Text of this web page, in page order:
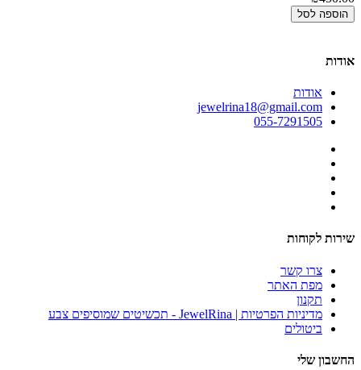
הוספה לסל
אודות
אודות
jewelrina18@gmail.com
055-7291505
שירות לקוחות
צרו קשר
מפת האתר
תקנון
מדיניות הפרטיות | JewelRina - תכשיטים שמוסיפים צבע
ביטולים
החשבון שלי